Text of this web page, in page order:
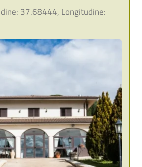
37.68444, Longitudine: